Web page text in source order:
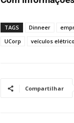
TAGS Dinneer
UCorp
veículos
Compartilhar